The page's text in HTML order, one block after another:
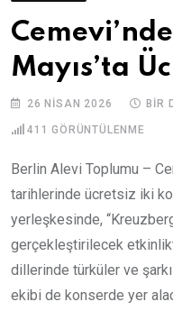
Mayıs’ta
26 NISAN 2026 BIR
411 GÖRÜNTÜLENME
Berlin Alevi Toplumu –
tarihlerinde ücretsiz iki
yerleşkesinde,
gerçekleştirilecek
dillerinde türküler ve
ekibi de konserde yer